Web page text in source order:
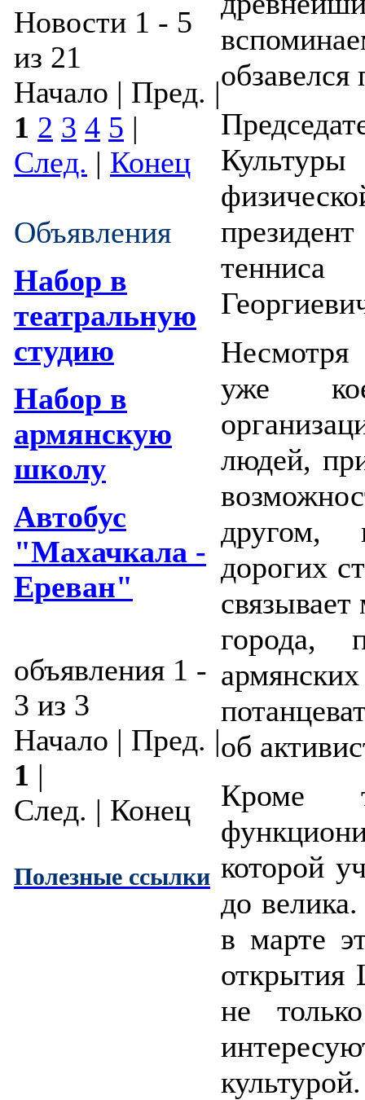
Новости 1 - 5
из 21
Начало | Пред. |
1 2 3 4 5 |
След. | Конец
Объявления
Набор в
театральную
студию
Набор в
армянскую
школу
Автобус
"Махачкала -
Ереван"
объявления 1 -
3 из 3
Начало | Пред. |
1 |
След. | Конец
Полезные ссылки
Культуры
уже
людей,
другом,
дорогих
города,
об
Кроме
которой
до
в марте
открытия
не
культурой.